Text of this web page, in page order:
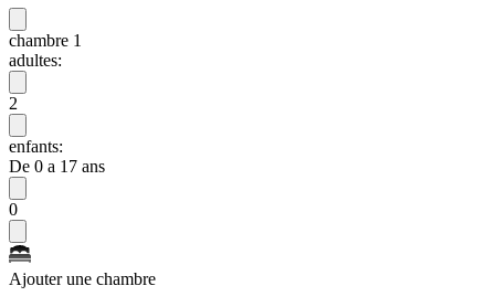
chambre 1
adultes:
2
enfants:
De 0 a 17 ans
0
Ajouter une chambre